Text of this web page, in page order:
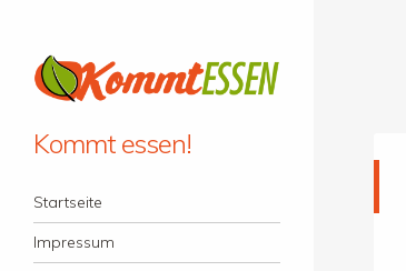
Kommt essen!
Menü
Zum Inhalt springen
Startseite
Impressum